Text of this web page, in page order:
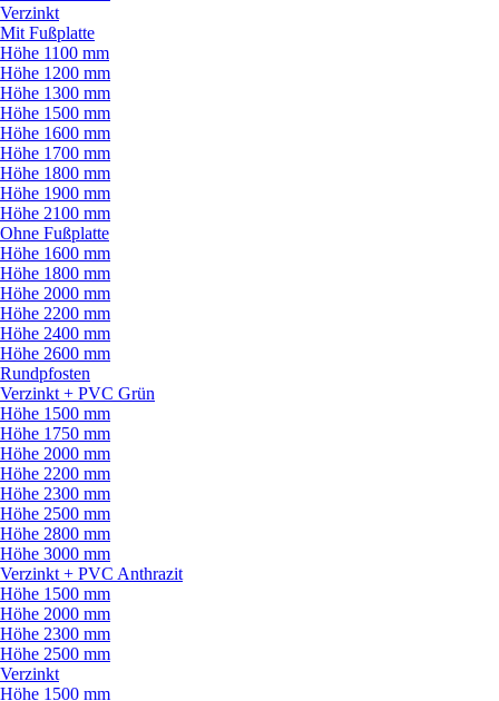
Verzinkt
Mit Fußplatte
Höhe 1100 mm
Höhe 1200 mm
Höhe 1300 mm
Höhe 1500 mm
Höhe 1600 mm
Höhe 1700 mm
Höhe 1800 mm
Höhe 1900 mm
Höhe 2100 mm
Ohne Fußplatte
Höhe 1600 mm
Höhe 1800 mm
Höhe 2000 mm
Höhe 2200 mm
Höhe 2400 mm
Höhe 2600 mm
Rundpfosten
Verzinkt + PVC Grün
Höhe 1500 mm
Höhe 1750 mm
Höhe 2000 mm
Höhe 2200 mm
Höhe 2300 mm
Höhe 2500 mm
Höhe 2800 mm
Höhe 3000 mm
Verzinkt + PVC Anthrazit
Höhe 1500 mm
Höhe 2000 mm
Höhe 2300 mm
Höhe 2500 mm
Verzinkt
Höhe 1500 mm